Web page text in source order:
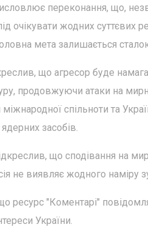
переконання, що,
очікувати жодних суттєвих
мета залишається
що агресор буде
продовжуючи атаки на
міжнародної спільноти та
ядерних засобів.
що сподівання на
не виявляє жодного наміру
ресурс "Коментарі"
України.